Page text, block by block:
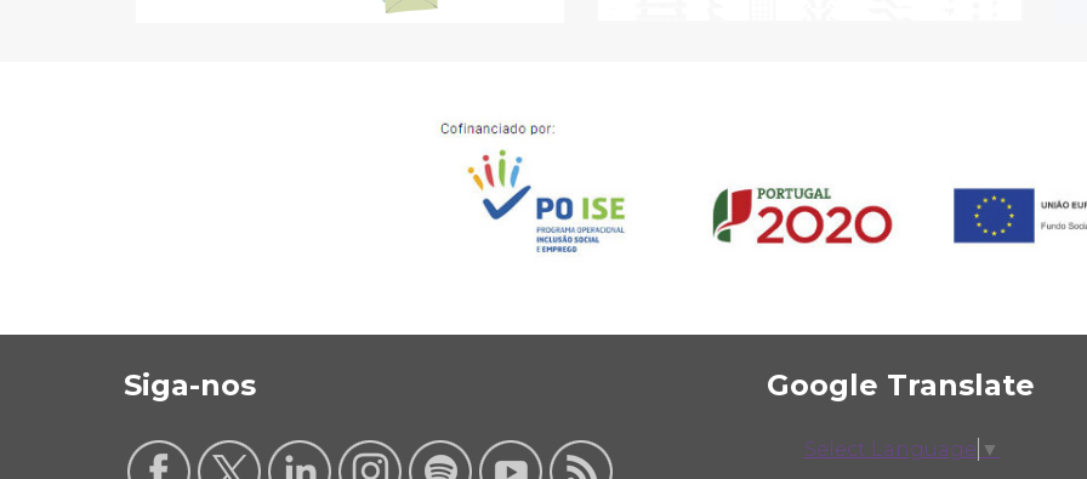
Siga-nos Google Translate
Select Language ▼